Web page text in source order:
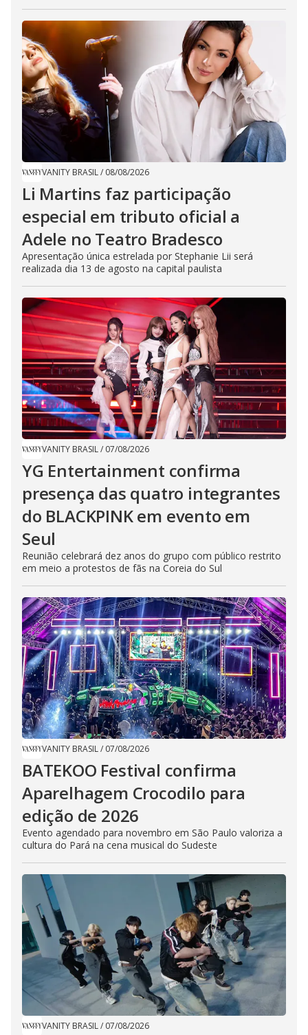
VANITY BRASIL/ 08/08/2026
Li Martins faz participação
especial em tributo oficial a
Adele no Teatro Bradesco
Apresentação única estrelada por Stephanie Lii será
realizada dia 13 de agosto na capital paulista
VANITY BRASIL/ 07/08/2026
YG Entertainment confirma
presença das quatro integrantes
do BLACKPINK em evento em
Seul
Reunião celebrará dez anos do grupo com público restrito
em meio a protestos de fãs na Coreia do Sul
VANITY BRASIL/ 07/08/2026
BATEKOO Festival confirma
Aparelhagem Crocodilo para
edição de 2026
Evento agendado para novembro em São Paulo valoriza a
cultura do Pará na cena musical do Sudeste
VANITY BRASIL/ 07/08/2026